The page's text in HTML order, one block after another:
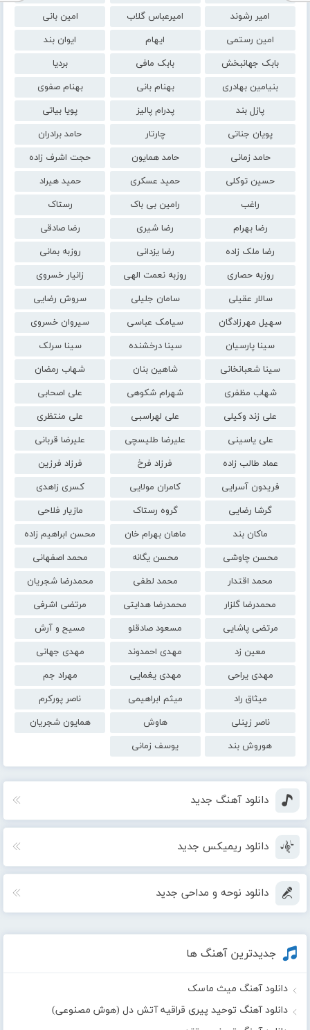
امیر رشوند
امیرعباس گلاب
امین بانی
امین رستمی
ایهام
ایوان بند
بابک جهانبخش
بابک مافی
بردیا
بنیامین بهادری
بهنام بانی
بهنام صفوی
پازل بند
پدرام پالیز
پویا بیاتی
پویان جناتی
چارتار
حامد برادران
حامد زمانی
حامد همایون
حجت اشرف زاده
حسین توکلی
حمید عسکری
حمید هیراد
راغب
رامین بی باک
رستاک
رضا بهرام
رضا شیری
رضا صادقی
رضا ملک زاده
رضا یزدانی
روزبه بمانی
روزبه حصاری
روزبه نعمت الهی
زانیار خسروی
سالار عقیلی
سامان جلیلی
سروش رضایی
سهیل مهرزادگان
سیامک عباسی
سیروان خسروی
سینا پارسیان
سینا درخشنده
سینا سرلک
سینا شعبانخانی
شاهین بنان
شهاب رمضان
شهاب مظفری
شهرام شکوهی
علی اصحابی
علی زند وکیلی
علی لهراسبی
علی منتظری
علی یاسینی
علیرضا طلیسچی
علیرضا قربانی
عماد طالب زاده
فرزاد فرخ
فرزاد فرزین
فریدون آسرایی
کامران مولایی
کسری زاهدی
گرشا رضایی
گروه رستاک
مازیار فلاحی
ماکان بند
ماهان بهرام خان
محسن ابراهیم زاده
محسن چاوشی
محسن یگانه
محمد اصفهانی
محمد اقتدار
محمد لطفی
محمدرضا شجریان
محمدرضا گلزار
محمدرضا هدایتی
مرتضی اشرفی
مرتضی پاشایی
مسعود صادقلو
مسیح و آرش
معین زد
مهدی احمدوند
مهدی جهانی
مهدی یراحی
مهدی یغمایی
مهراد جم
میثاق راد
میثم ابراهیمی
ناصر پورکرم
ناصر زینلی
هاوش
همایون شجریان
هوروش بند
یوسف زمانی
دانلود آهنگ جدید
دانلود ریمیکس جدید
دانلود نوحه و مداحی جدید
جدیدترین آهنگ ها
دانلود آهنگ میث ماسک
دانلود آهنگ توحید پیری قراقیه آتش دل (هوش مصنوعی)